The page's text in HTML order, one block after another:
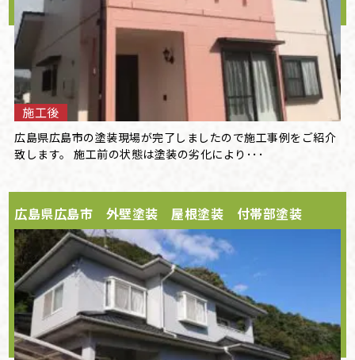
施工後
広島県広島市の塗装現場が完了しましたので施工事例をご紹介
致します。 施工前の状態は塗装の劣化により･･･
広島県広島市 外壁塗装 屋根塗装 付帯部塗装